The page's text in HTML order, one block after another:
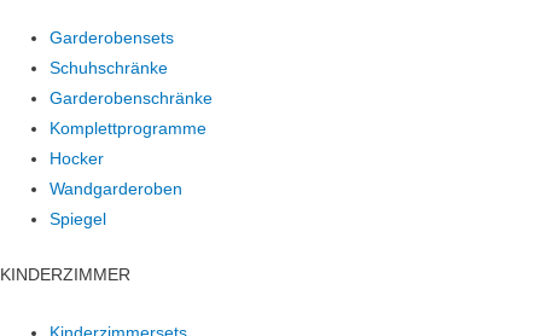
Garderobensets
Schuhschränke
Garderobenschränke
Komplettprogramme
Hocker
Wandgarderoben
Spiegel
KINDERZIMMER